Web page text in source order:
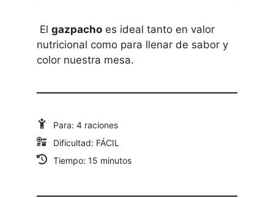
El gazpacho es ideal tanto en valor
nutricional como para llenar de sabor y
color nuestra mesa.
Para: 4 raciones
Dificultad: FÁCIL
Tiempo: 15 minutos